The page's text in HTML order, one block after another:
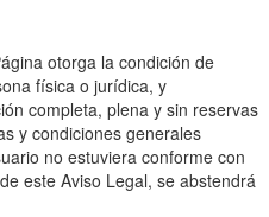
otorga la condición de
física o jurídica, y
completa, plena y sin reservas
y condiciones generales
no estuviera conforme con
este Aviso Legal, se abstendrá